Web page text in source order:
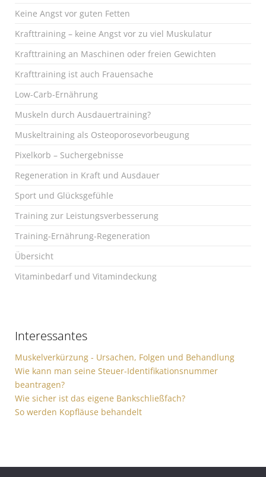
Keine Angst vor guten Fetten
Krafttraining – keine Angst vor zu viel Muskulatur
Krafttraining an Maschinen oder freien Gewichten
Krafttraining ist auch Frauensache
Low-Carb-Ernährung
Muskeln durch Ausdauertraining?
Muskeltraining als Osteoporosevorbeugung
Pixelkorb – Suchergebnisse
Regeneration in Kraft und Ausdauer
Sport und Glücksgefühle
Training zur Leistungsverbesserung
Training-Ernährung-Regeneration
Übersicht
Vitaminbedarf und Vitamindeckung
Interessantes
Muskelverkürzung - Ursachen, Folgen und Behandlung
Wie kann man seine Steuer-Identifikationsnummer
beantragen?
Wie sicher ist das eigene Bankschließfach?
So werden Kopfläuse behandelt